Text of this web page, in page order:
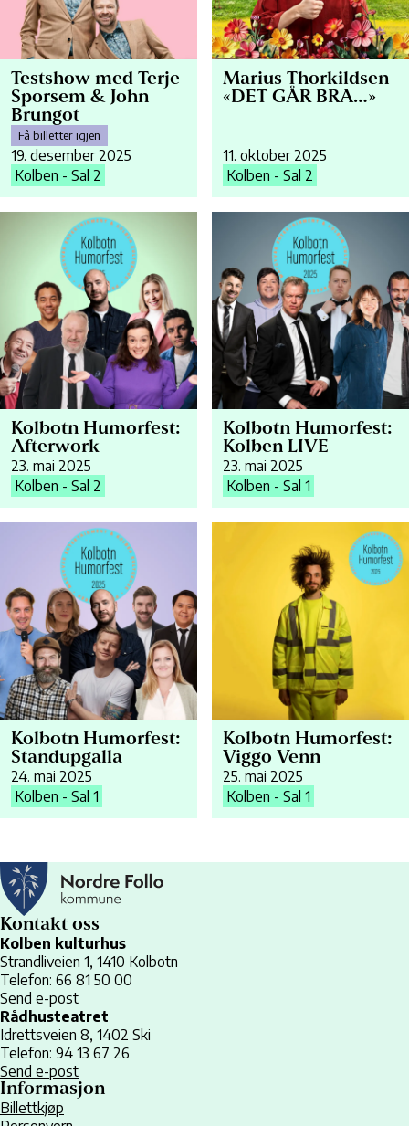
Testshow med Terje
Sporsem & John
Brungot
Få billetter igjen
19. desember 2025
Kolben - Sal 2
Marius Thorkildsen
«DET GÅR BRA…»
11. oktober 2025
Kolben - Sal 2
Kolbotn Humorfest:
Afterwork
23. mai 2025
Kolben - Sal 2
Kolbotn Humorfest:
Kolben LIVE
23. mai 2025
Kolben - Sal 1
Kolbotn Humorfest:
Standupgalla
24. mai 2025
Kolben - Sal 1
Kolbotn Humorfest:
Viggo Venn
25. mai 2025
Kolben - Sal 1
Kontakt oss
Kolben kulturhus
Strandliveien 1, 1410 Kolbotn
Telefon: 66 81 50 00
Send e-post
Rådhusteatret
Idrettsveien 8, 1402 Ski
Telefon: 94 13 67 26
Send e-post
Informasjon
Billettkjøp